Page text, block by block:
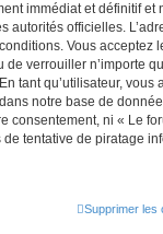
immédiat et définitif et
autorités officielles.
Vous acceptez
verrouiller n’importe
tant qu’utilisateur,
notre base de
consentement, ni « Le
tentative de piratage
Supprimer les